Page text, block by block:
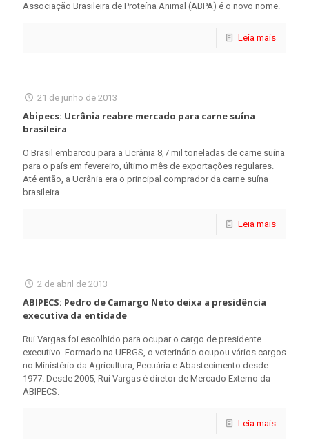
Associação Brasileira de Proteína Animal (ABPA) é o novo nome.
Leia mais
21 de junho de 2013
Abipecs: Ucrânia reabre mercado para carne suína
brasileira
O Brasil embarcou para a Ucrânia 8,7 mil toneladas de carne suína
para o país em fevereiro, último mês de exportações regulares.
Até então, a Ucrânia era o principal comprador da carne suína
brasileira.
Leia mais
2 de abril de 2013
ABIPECS: Pedro de Camargo Neto deixa a presidência
executiva da entidade
Rui Vargas foi escolhido para ocupar o cargo de presidente
executivo. Formado na UFRGS, o veterinário ocupou vários cargos
no Ministério da Agricultura, Pecuária e Abastecimento desde
1977. Desde 2005, Rui Vargas é diretor de Mercado Externo da
ABIPECS.
Leia mais